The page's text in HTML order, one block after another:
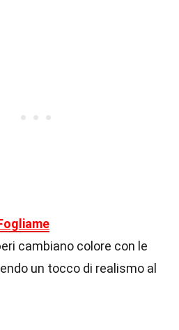
cambiano colore con le
un tocco di realismo al